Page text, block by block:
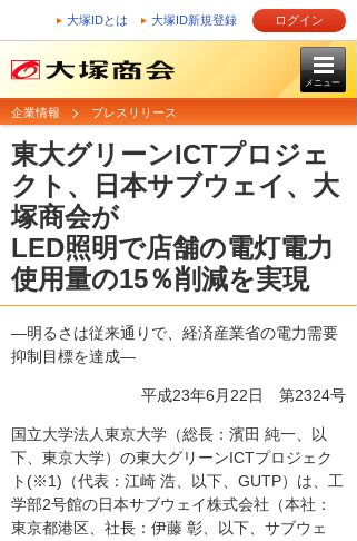
大塚IDとは 大塚ID新規登録 ログイン
メニュー
企業情報 プレスリリース
東大グリーンICTプロジェ
クト、日本サブウェイ、大
塚商会が
LED照明で店舗の電灯電力
使用量の15％削減を実現
―明るさは従来通りで、経済産業省の電力需要
抑制目標を達成―
平成23年6月22日 第2324号
国立大学法人東京大学（総長：濱田 純一、以
下、東京大学）の東大グリーンICTプロジェク
ト(※1)（代表：江崎 浩、以下、GUTP）は、工
学部2号館の日本サブウェイ株式会社（本社：
東京都港区、社長：伊藤 彰、以下、サブウェ